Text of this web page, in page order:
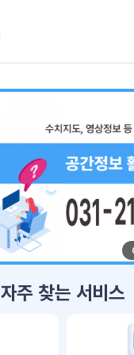
자주 찾는 서비스